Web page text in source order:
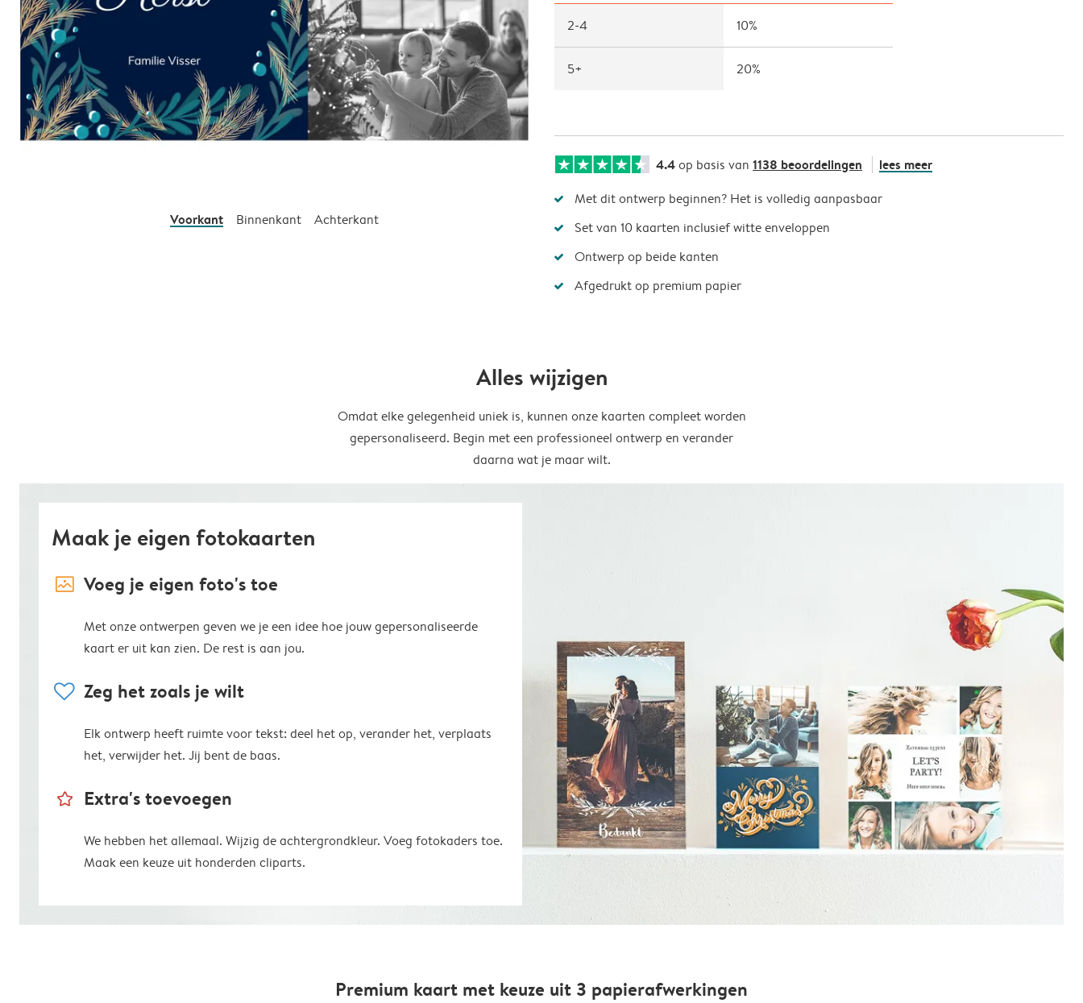
Voorkant Binnenkant Achterkant
2-4 10%
5+ 20%
4.4op basis van 1138 beoordelingen lees meer
Met dit ontwerp beginnen? Het is volledig aanpasbaar
Set van 10 kaarten inclusief witte enveloppen
Ontwerp op beide kanten
Afgedrukt op premium papier
Alles wijzigen
Omdat elke gelegenheid uniek is, kunnen onze kaarten compleet worden
gepersonaliseerd. Begin met een professioneel ontwerp en verander
daarna wat je maar wilt.
Maak je eigen fotokaarten
image_placeholder Voeg je eigen foto's toe
Met onze ontwerpen geven we je een idee hoe jouw gepersonaliseerde
kaart er uit kan zien. De rest is aan jou.
heart Zeg het zoals je wilt
Elk ontwerp heeft ruimte voor tekst: deel het op, verander het, verplaats
het, verwijder het. Jij bent de baas.
star_outline Extra's toevoegen
We hebben het allemaal. Wijzig de achtergrondkleur. Voeg fotokaders toe.
Maak een keuze uit honderden cliparts.
Premium kaart met keuze uit 3 papierafwerkingen